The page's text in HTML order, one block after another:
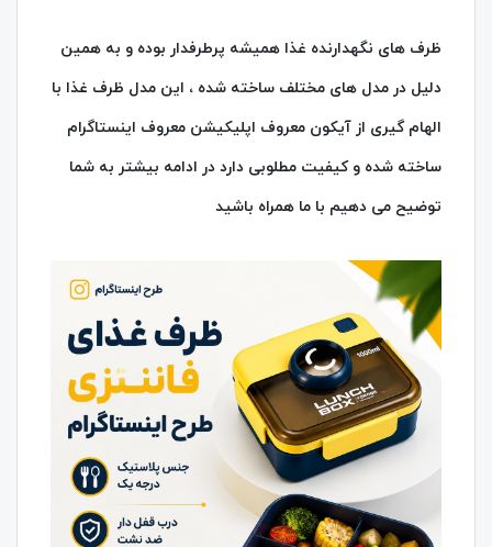
ظرف های نگهدارنده غذا همیشه پرطرفدار بوده و به همین
دلیل در مدل های مختلف ساخته شده ، این مدل ظرف غذا با
الهام گیری از آیکون معروف اپلیکیشن معروف اینستاگرام
ساخته شده و کیفیت مطلوبی دارد در ادامه بیشتر به شما
توضیح می دهیم با ما همراه باشید